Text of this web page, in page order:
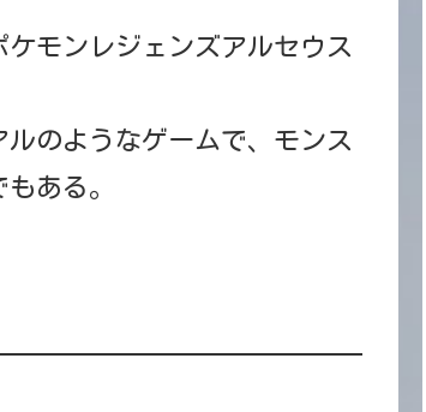
モンレジェンズアルセウス
のようなゲームで、モンス
ある。